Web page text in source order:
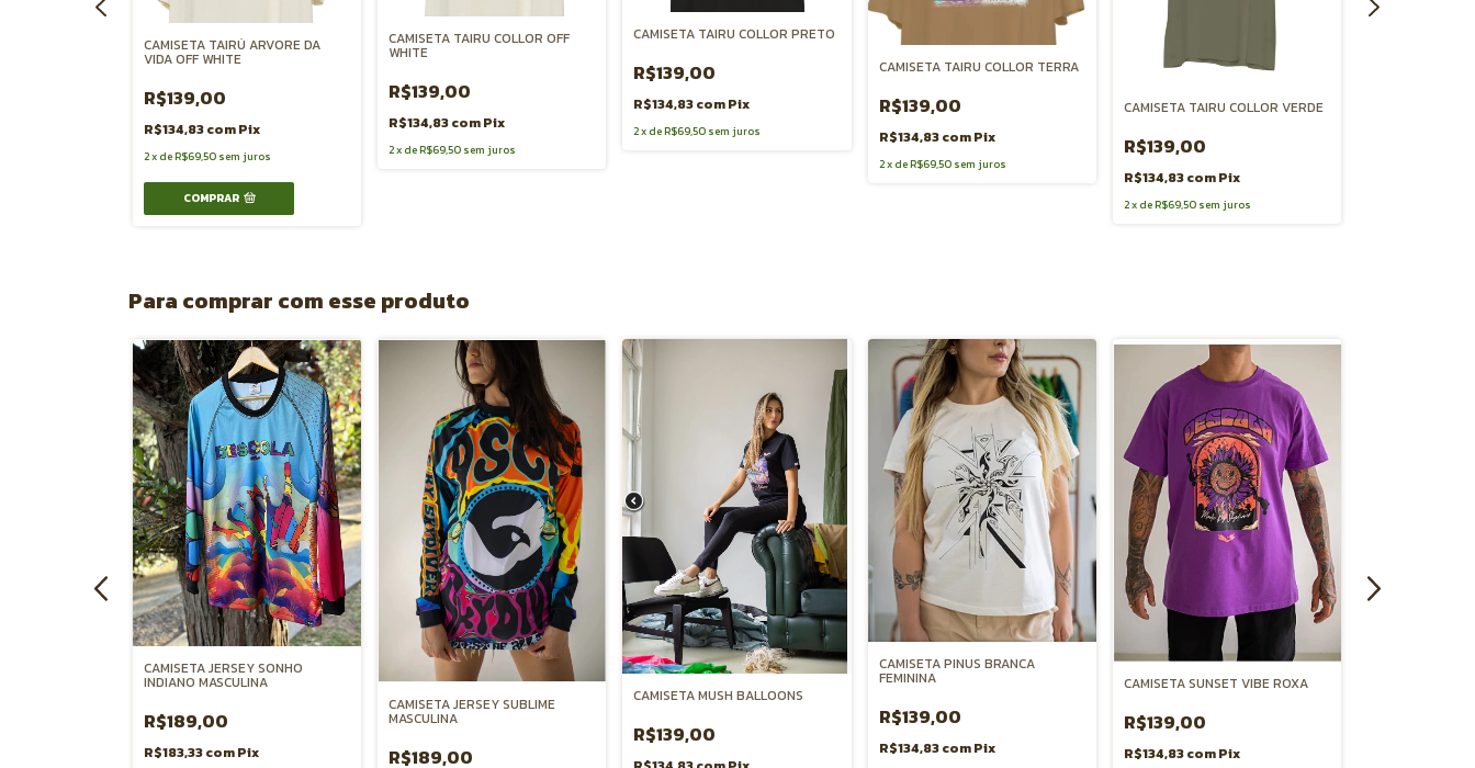
CAMISETA TAIRÚ ARVORE DA
VIDA OFF WHITE
R$139,00
R$134,83comPix
2xdeR$69,50 sem juros
COMPRAR
CAMISETA TAIRU COLLOR OFF
WHITE
R$139,00
R$134,83comPix
2xdeR$69,50 sem juros
CAMISETA TAIRU COLLOR PRETO
R$139,00
R$134,83comPix
2xdeR$69,50 sem juros
CAMISETA TAIRU COLLOR TERRA
R$139,00
R$134,83comPix
2xdeR$69,50 sem juros
CAMISETA TAIRU COLLOR VERDE
R$139,00
R$134,83comPix
2xdeR$69,50 sem juros
Para comprar com esse produto
CAMISETA JERSEY SONHO
INDIANO MASCULINA
R$189,00
R$183,33comPix
CAMISETA JERSEY SUBLIME
MASCULINA
R$189,00
CAMISETA MUSH BALLOONS
R$139,00
CAMISETA PINUS BRANCA
FEMININA
R$139,00
R$134,83comPix
CAMISETA SUNSET VIBE ROXA
R$139,00
R$134,83comPix